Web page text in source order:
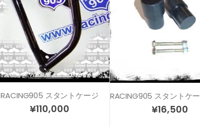
RACING905 スタントケージ
¥110,000 ¥16,500